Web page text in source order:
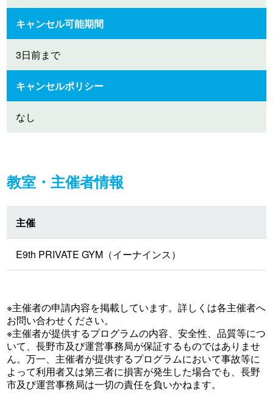
キャンセル可能期間
3日前まで
キャンセルポリシー
なし
教室・主催者情報
主催
E9th PRIVATE GYM（イーナインス）
※主催者の申請内容を掲載しています。詳しくは各主催者へ
お問い合わせください。
※主催者が提供するプログラムの内容、安全性、品質等につ
いて、長野市及び運営事務局が保証するものではありませ
ん。万一、主催者が提供するプログラムにおいて事故等に
よって利用者又は第三者に損害が発生した場合でも、長野
市及び運営事務局は一切の責任を負いかねます。